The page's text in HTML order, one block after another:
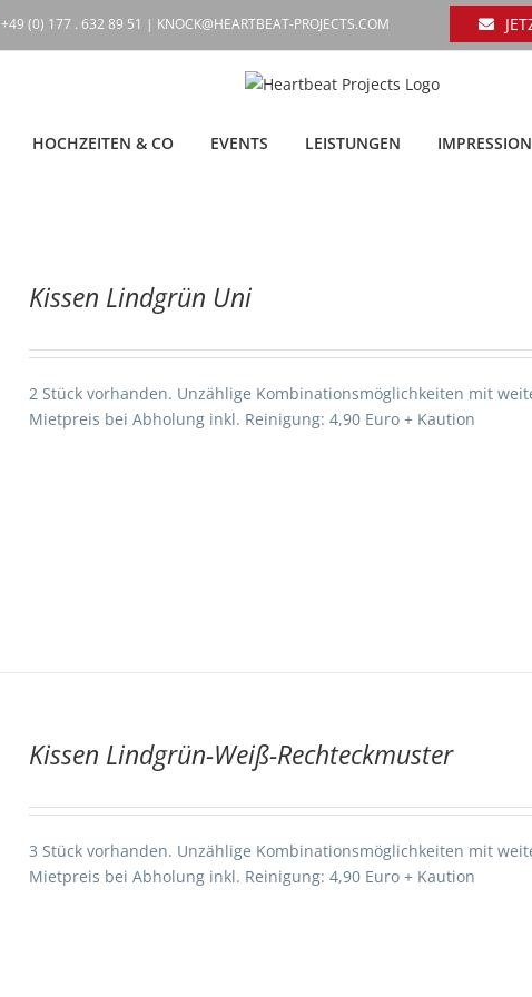
+49 (0) 177 . 632 89 51 | KNOCK@HEARTBEAT-PROJECTS.COM
HOCHZEITEN & CO EVENTS LEISTUNGEN
Kissen Lindgrün Uni
2 Stück vorhanden. Unzählige Kombinationsmöglichkeiten mit
Mietpreis bei Abholung inkl. Reinigung: 4,90 Euro + Kaution
Kissen Lindgrün-Weiß-Rechteckmuster
3 Stück vorhanden. Unzählige Kombinationsmöglichkeiten mit
Mietpreis bei Abholung inkl. Reinigung: 4,90 Euro + Kaution